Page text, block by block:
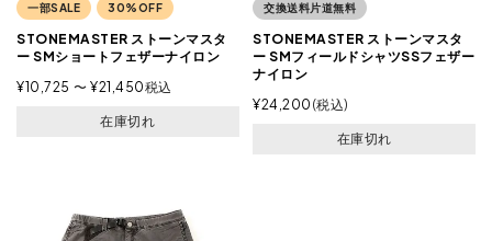
一部SALE 30%OFF
STONEMASTER ストーンマスタ
ー SMショートフェザーナイロン
¥10,725 〜 ¥21,450税込
在庫切れ
交換送料片道無料
STONEMASTER ストーンマスタ
ー SMフィールドシャツSSフェザー
ナイロン
¥24,200 税込
在庫切れ